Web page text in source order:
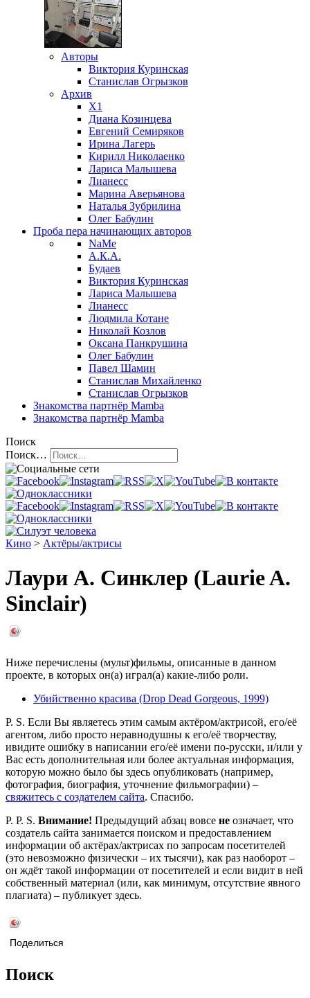
Авторы
Виктория Куринская
Станислав Огрызков
Архив
X1
Диана Козинцева
Евгений Семиряков
Ирина Лагерь
Кирилл Николаенко
Лариса Малышева
Лианесс
Марина Аверьянова
Наталья Зубрилина
Олег Бабулин
Проба пера начинающих авторов
NaMe
А.К.А.
Будаев
Виктория Куринская
Лариса Малышева
Лианесс
Людмила Котане
Николай Козлов
Оксана Панкрушина
Олег Бабулин
Павел Шамин
Станислав Михайленко
Станислав Огрызков
Знакомства партнёр Mamba
Знакомства партнёр Mamba
Поиск
Поиск…
Кино > Актёры/актрисы
Лаури А. Синклер (Laurie A.
Sinclair)
Ниже перечислены (мульт)фильмы, описанные в данном
проекте, в которых он(а) играл(а) какие-либо роли.
Убийственно красива (Drop Dead Gorgeous, 1999)
P. S. Если Вы являетесь этим самым актёром/актрисой, его/её
агентом, либо просто неравнодушны к его/её творчеству,
ивидите ошибку в написании его/её имени по-русски, и/или у
Вас есть дополнительная или более актуальная информация,
которую можно было бы здесь опубликовать (например,
фотография, биография, уточнение фильмографии) –
свяжитесь с создателем сайта. Спасибо.
P. P. S. Внимание! Предыдущий абзац вовсе не означает, что
создатель сайта занимается поиском и предоставлением
информации об актёрах/актрисах по запросам посетителей
(это невозможно физически – их тысячи), как раз наоборот –
он ждёт такой информации от посетителей и если видит в ней
собственный материал (или, как минимум, отсутствие явного
плагиата) – публикует здесь.
Поделиться
Поиск